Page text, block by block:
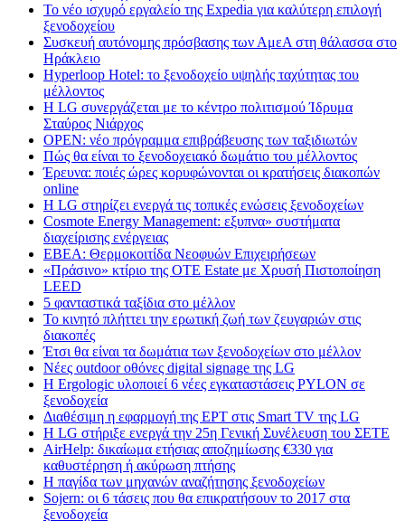
Το νέο ισχυρό εργαλείο της Expedia για καλύτερη επιλογή
ξενοδοχείου
Συσκευή αυτόνομης πρόσβασης των ΑμεΑ στη θάλασσα στο
Ηράκλειο
Hyperloop Hotel: το ξενοδοχείο υψηλής ταχύτητας του
μέλλοντος
Η LG συνεργάζεται με το κέντρο πολιτισμού Ίδρυμα
Σταύρος Νιάρχος
OPEN: νέο πρόγραμμα επιβράβευσης των ταξιδιωτών
Πώς θα είναι το ξενοδοχειακό δωμάτιο του μέλλοντος
Έρευνα: ποιές ώρες κορυφώνονται οι κρατήσεις διακοπών
online
Η LG στηρίζει ενεργά τις τοπικές ενώσεις ξενοδοχείων
Cosmote Energy Management: εξυπνα» συστήματα
διαχείρισης ενέργειας
ΕΒΕΑ: Θερμοκοιτίδα Νεοφυών Επιχειρήσεων
«Πράσινο» κτίριο της OTE Estate με Χρυσή Πιστοποίηση
LEED
5 φανταστικά ταξίδια στο μέλλον
Το κινητό πλήττει την ερωτική ζωή των ζευγαριών στις
διακοπές
Έτσι θα είναι τα δωμάτια των ξενοδοχείων στο μέλλον
Nέες outdoor οθόνες digital signage της LG
Η Ergologic υλοποιεί 6 νέες εγκαταστάσεις PYLON σε
ξενοδοχεία
Διαθέσιμη η εφαρμογή της ΕΡΤ στις Smart TV της LG
Η LG στήριξε ενεργά την 25η Γενική Συνέλευση του ΣΕΤΕ
AirHelp: δικαίωμα ετήσιας αποζημίωσης €330 για
καθυστέρηση ή ακύρωση πτήσης
Η παγίδα των μηχανών αναζήτησης ξενοδοχείων
Sojern: οι 6 τάσεις που θα επικρατήσουν το 2017 στα
ξενοδοχεία